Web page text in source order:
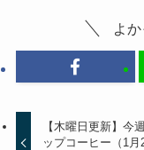
よ
【木曜日更新】今
ップコーヒー（1月